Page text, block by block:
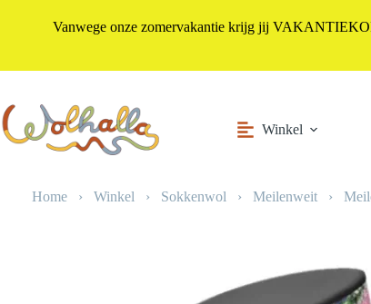
de
inhoud
Winkel
Home › Winkel › Sokkenwol › Meilenweit ›
Vanwege onze zomervakantie krijg jij